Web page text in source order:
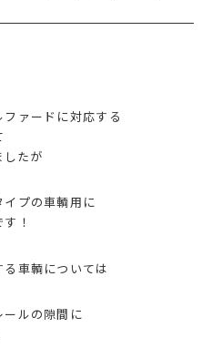
ァードに対応する
たが
プの車輌用に
！
車輌については
ールの隙間に